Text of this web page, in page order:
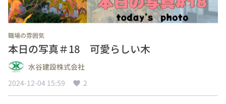
職場の雰囲気
本日の写真＃18 可愛らしい木
水谷建設株式会社
2024-12-04 15:59
2